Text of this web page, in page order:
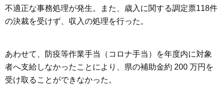
不適正な事務処理が発生。また、歳入に関する調定票118件
の決裁を受けず、収入の処理を行った。
あわせて、防疫等作業手当（コロナ手当）を年度内に対象
者へ支給しなかったことにより、県の補助金約 200 万円を
受け取ることができなかった。